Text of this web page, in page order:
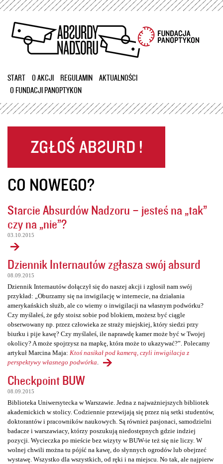
Przejdź
treści
START O AKCJI REGULAMIN
AKTUALNOŚCI
O FUNDACJI PANOPTYKON
CO NOWEGO?
Starcie Absurdów Nadzoru – jesteś na „tak”
czy na „nie”?
03.10.2015
Dziennik Internautów zgłasza swój absurd
08.09.2015
Dziennik Internautów dołączył się do naszej akcji i zgłosił nam swój
przykład: „Oburzamy się na inwigilację w internecie, na działania
amerykańskich służb, ale co wiemy o inwigilacji na własnym podwórku?
Czy myślałeś, że gdy stoisz sobie pod blokiem, możesz być ciągle
obserwowany np. przez człowieka ze straży miejskiej, który siedzi przy
biurku i pije kawę? Czy myślałeś, ile naprawdę kamer może być w Twojej
okolicy? A może spojrzysz na mapkę, która może to ukazywać?”. Polecamy
artykuł Marcina Maja: Ktoś nasikał pod kamerą, czyli inwigilacja z
perspektywy własnego podwórka
Checkpoint BUW
08.09.2015
Biblioteka Uniwersytecka w Warszawie. Jedna z najważniejszych bibliotek
akademickich w stolicy. Codziennie przewijają się przez nią setki studentów,
doktorantów i pracowników naukowych. Są również pasjonaci, samodzielni
badacze i warszawiacy, którzy poszukują niedostępnych gdzie indziej
pozycji. Wycieczka po mieście bez wizyty w BUW-ie też się nie liczy. W
wolnej chwili można tu pójść na kawę, do słynnych ogrodów lub obejrzeć
wystawę. Wszystko dla wszystkich, od ręki i na miejscu. No tak, ale najpierw